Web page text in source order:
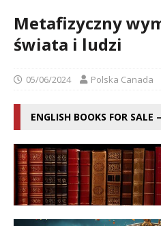
Metafizyczny
świata i ludzi
05/06/2024 Polska Canada
ENGLISH BOOKS FOR SALE